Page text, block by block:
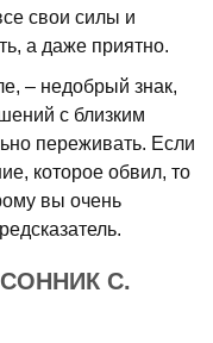
свои силы и
а даже приятно.
– недобрый знак,
с близким
переживать. Если
которое обвил, то
вы очень
С.